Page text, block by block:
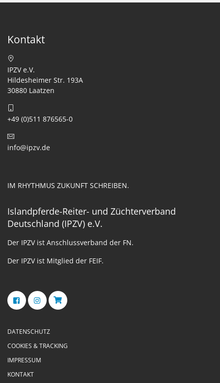
Kontakt
IPZV e.V.
Hildesheimer Str. 193A
30880 Laatzen
+49 (0)511 876565-0
info@ipzv.de
IM RHYTHMUS ZUKUNFT SCHREIBEN.
Islandpferde-Reiter- und Züchterverband
Deutschland (IPZV) e.V.
Der IPZV ist Anschlussverband der FN.
Der IPZV ist Mitglied der FEIF.
DATENSCHUTZ
COOKIES & TRACKING
IMPRESSUM
KONTAKT